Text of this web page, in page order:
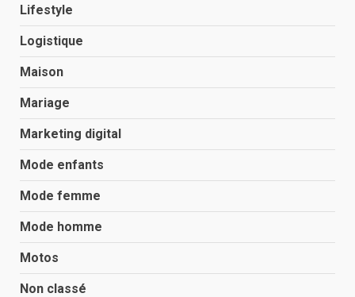
Lifestyle
Logistique
Maison
Mariage
Marketing digital
Mode enfants
Mode femme
Mode homme
Motos
Non classé